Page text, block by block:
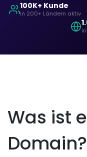
100K+ Kunde
in 200+ Ländern aktiv
Was ist
Domain?